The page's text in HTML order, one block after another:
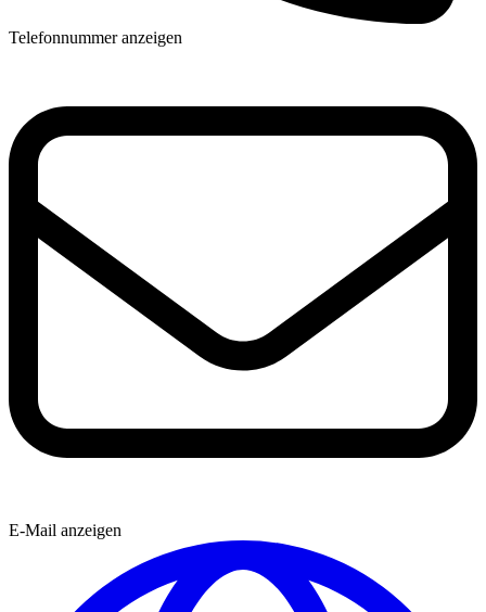
Telefonnummer anzeigen
E-Mail anzeigen